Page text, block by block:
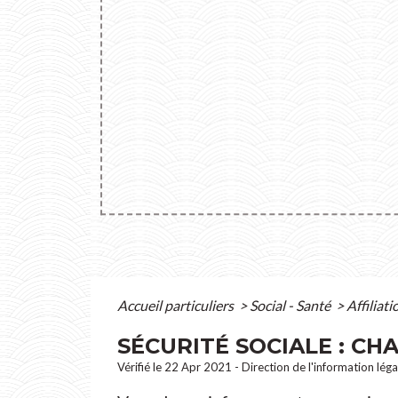
Accueil particuliers > Social - Santé >
SÉCURITÉ SOCIALE :
Vérifié le 22 Apr 2021 - Direction de l'information